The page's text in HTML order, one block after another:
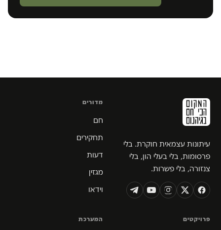
עיתונות עצמאית חוקרת. בלי
פרסומות, בלי בעלי הון, בלי
צנזורה, בלי פשרות.
מדורים
חם
תחקירים
דעות
מגזין
וידאו
פרויקטים המערכת